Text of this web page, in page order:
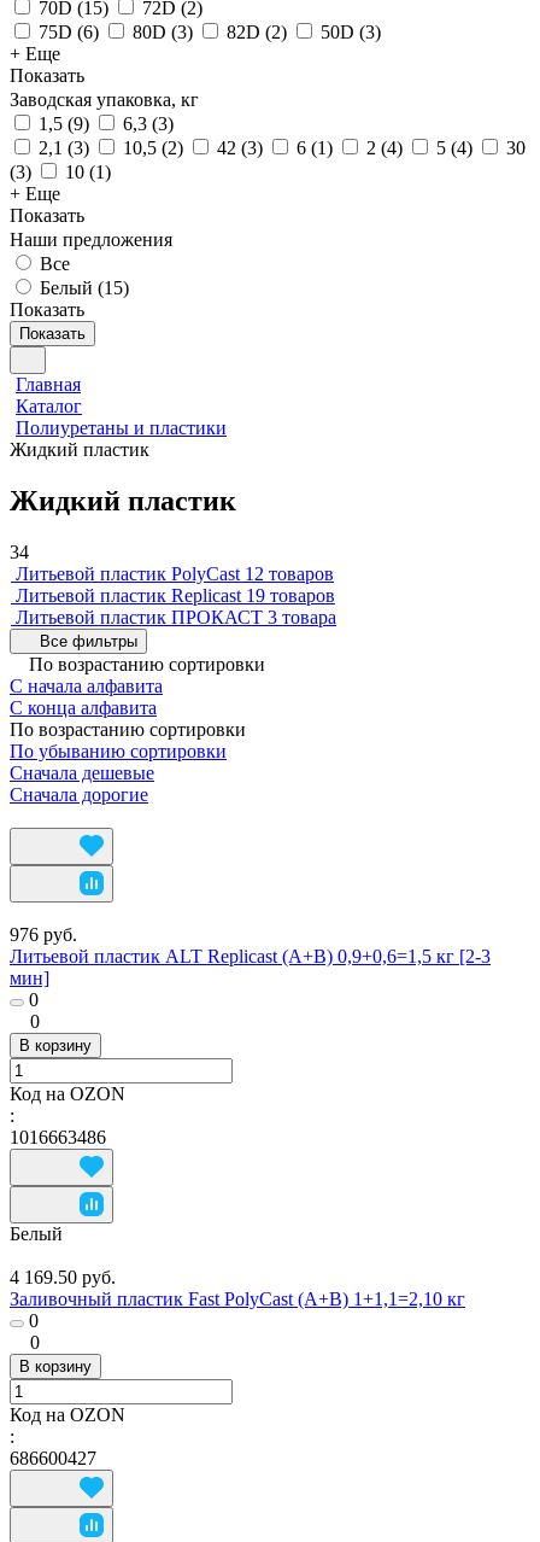
70D (15) 72D (2)
75D (6) 80D (3) 82D (2) 50D (3)
+ Еще
Показать
Заводская упаковка, кг
1,5 (9) 6,3 (3)
2,1 (3) 10,5 (2) 42 (3) 6 (1) 2 (4) 5 (4)
30
(3) 10 (1)
+ Еще
Показать
Наши предложения
Все
Белый (15)
Показать
Показать
Главная
Каталог
Полиуретаны и пластики
Жидкий пластик
Жидкий пластик
34
Литьевой пластик PolyCast 12 товаров
Литьевой пластик Replicast 19 товаров
Литьевой пластик ПРОКАСТ 3 товара
Все фильтры
По возрастанию сортировки
С начала алфавита
С конца алфавита
По возрастанию сортировки
По убыванию сортировки
Сначала дешевые
Сначала дорогие
976 руб.
Литьевой пластик ALT Replicast (А+В) 0,9+0,6=1,5 кг [2-3
мин]
0
0
В корзину
Код на OZON
:
1016663486
Белый
4 169.50 руб.
Заливочный пластик Fast PolyCast (A+B) 1+1,1=2,10 кг
0
0
В корзину
Код на OZON
:
686600427